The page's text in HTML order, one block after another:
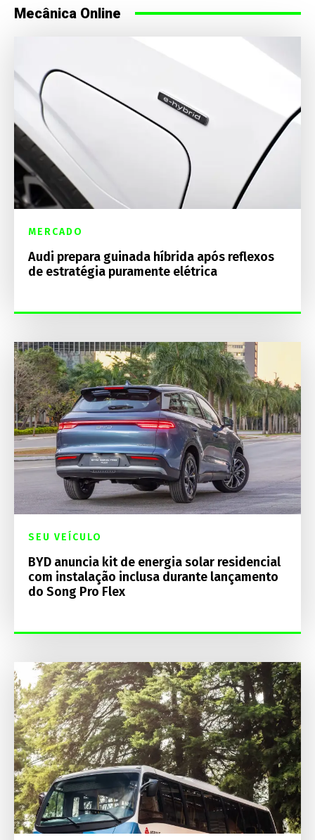
Mecânica Online
MERCADO
Audi prepara guinada híbrida após reflexos
de estratégia puramente elétrica
SEU VEÍCULO
BYD anuncia kit de energia solar residencial
com instalação inclusa durante lançamento
do Song Pro Flex